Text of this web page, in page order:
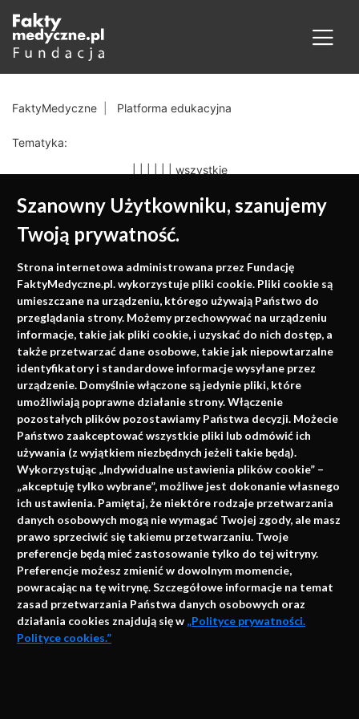
Szanowny Użytkowniku, szanujemy
Twoją prywatność.
Strona internetowa administrowana przez Fundację
FaktyMedyczne.pl. wykorzystuje pliki cookie. Pliki cookie są
umieszczane na urządzeniu, którego używają Państwo do
przeglądania strony. Możemy przechowywać na urządzeniu
informacje, takie jak pliki cookie, i uzyskać do nich dostęp, a
także przetwarzać dane osobowe, takie jak niepowtarzalne
identyfikatory i standardowe informacje wysyłane przez
urządzenie. Domyślnie włączone są jedynie pliki, które
umożliwiają poprawne działanie strony. Włączenie
pozostałych plików pozostawiamy Państwa decyzji. Możecie
Państwo zaakceptować wszystkie pliki lub odmówić ich
używania (z wyjątkiem niezbędnych jeżeli takie będą).
Wykorzystując „Indywidualne ustawienia plików cookie” –
„akceptuję tylko wybrane”, możliwe jest dokonanie własnego
ich ustawienia. Pamiętaj, że niektóre rodzaje przetwarzania
danych osobowych mogą nie wymagać Twojej zgody, ale masz
prawo sprzeciwić się takiemu przetwarzaniu. Twoje
preferencje będą mieć zastosowanie tylko do tej witryny.
Preferencje możesz zmienić w dowolnym momencie,
powracając na tę witrynę. Szczegółowe informacje na temat
zasad przetwarzania Państwa danych osobowych oraz
działania cookies znajdują się w „Polityce prywatności.
Polityce cookies.”
FaktyMedyczne Platforma edukacyjna
Tematyka:
wszystkie
Medycyna oparta na
faktach
Konferencje, szkolenia, e-learning, wydawnictwo
Napisz do nas
info@faktymedyczne.pl
ul. Towarowa 2
43-460 Wisła
Redakcja medyczna:
ul. Wolności 338b